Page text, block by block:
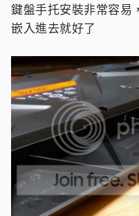
鍵盤手托安裝非常容易
嵌入進去就好了